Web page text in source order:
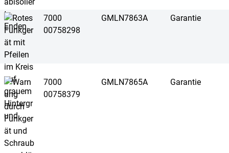
7000
00758298
GMLN7863A Garantie
7000
00758379
GMLN7865A Garantie